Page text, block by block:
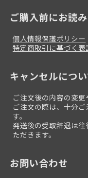
ご購入前にお読み
個人情報保護ポリシー
特定商取引に基づく表
キャンセルにつ
ご注文後の内容の変更
ご注文の際は、十分
す。
発送後の受取辞退は
ただきます。
お問い合わせ